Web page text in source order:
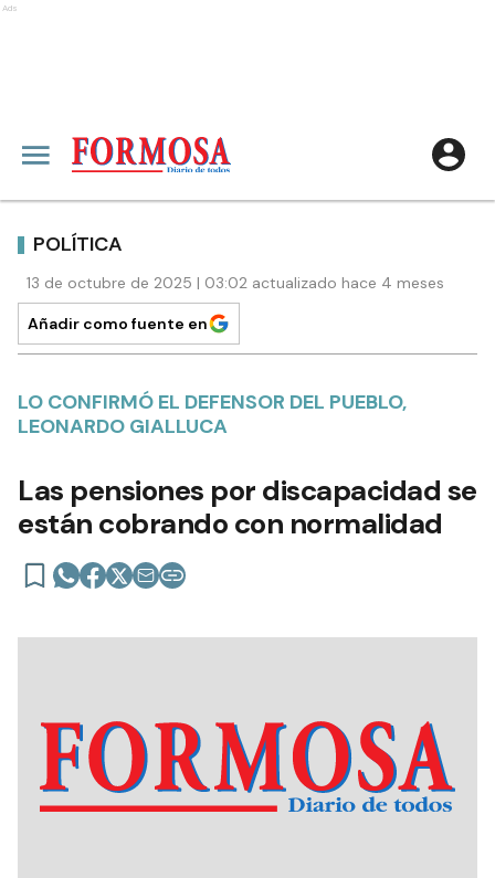
Ads
POLÍTICA
13 de octubre de 2025 | 03:02 actualizado hace 4 meses
Añadir como fuente en
LO CONFIRMÓ EL DEFENSOR DEL PUEBLO,
LEONARDO GIALLUCA
Las pensiones por discapacidad se
están cobrando con normalidad